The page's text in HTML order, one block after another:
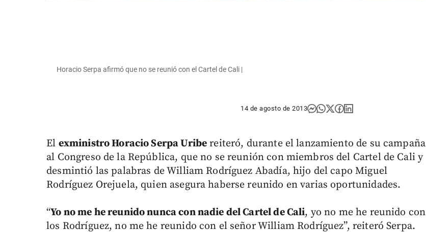
Horacio Serpa afirmó que no se reunió con el Cartel de Cali |
14 de agosto de 2013
El exministro Horacio Serpa Uribe reiteró, durante el lanzamiento de su campaña
al Congreso de la República, que no se reunión con miembros del Cartel de Cali y
desmintió las palabras de William Rodríguez Abadía, hijo del capo Miguel
Rodríguez Orejuela, quien asegura haberse reunido en varias oportunidades.
“Yo no me he reunido nunca con nadie del Cartel de Cali, yo no me he reunido con
los Rodríguez, no me he reunido con el señor William Rodríguez”, reiteró Serpa.